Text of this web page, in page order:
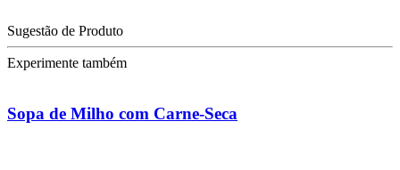
Sugestão de Produto
Experimente também
Sopa de Milho com Carne-Seca